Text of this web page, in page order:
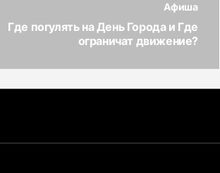
Афиша
Где погулять на День Города и Где
ограничат движение?